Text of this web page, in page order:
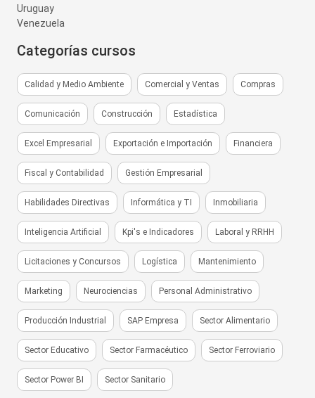
Uruguay
Venezuela
Categorías cursos
Calidad y Medio Ambiente Comercial y Ventas Compras
Comunicación Construcción Estadística
Excel Empresarial Exportación e Importación Financiera
Fiscal y Contabilidad Gestión Empresarial
Habilidades Directivas Informática y TI Inmobiliaria
Inteligencia Artificial Kpi's e Indicadores Laboral y RRHH
Licitaciones y Concursos Logística Mantenimiento
Marketing Neurociencias Personal Administrativo
Producción Industrial SAP Empresa Sector Alimentario
Sector Educativo Sector Farmacéutico Sector Ferroviario
Sector Power BI Sector Sanitario